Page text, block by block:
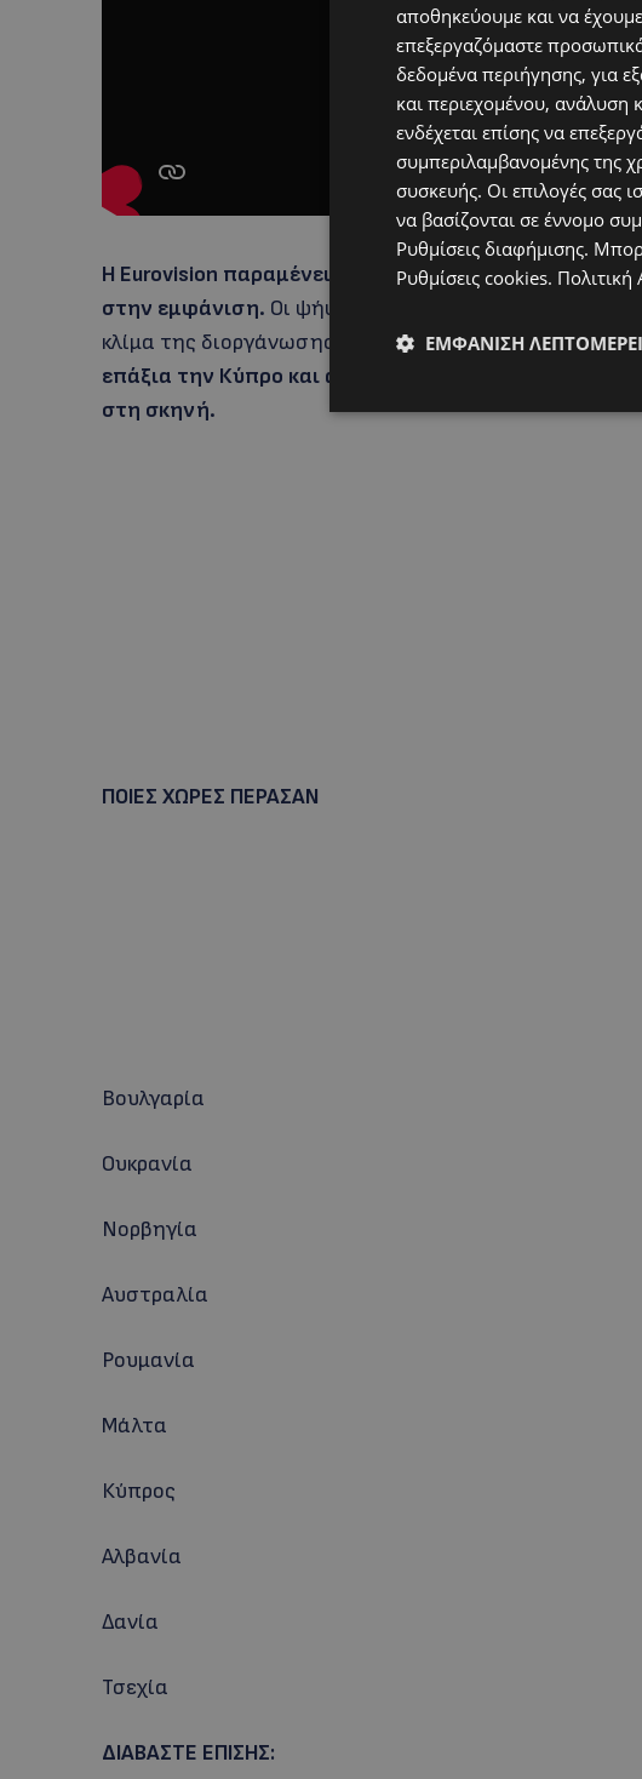
Η Eurovision παραμένει ένας διαγωνισμός που δεν
στην εμφάνιση. Οι ψήφοι, οι συμμαχίες, η δυναμική
κλίμα της διοργάνωσης επηρεάζουν συχνά το
επάξια την Κύπρο και απέσπασε θετικά σχόλια για
στη σκηνή.
ΠΟΙΕΣ ΧΩΡΕΣ ΠΕΡΑΣΑΝ
Βουλγαρία
Ουκρανία
Νορβηγία
Αυστραλία
Ρουμανία
Μάλτα
Κύπρος
Αλβανία
Δανία
Τσεχία
ΔΙΑΒΑΣΤΕ ΕΠΙΣΗΣ:
αποθηκεύουμε και να
επεξεργαζόμαστε
δεδομένα περιήγησης, για
και περιεχομένου, ανάλυση
ενδέχεται επίσης να
συμπεριλαμβανομένης της
συσκευής. Οι επιλογές σας
να βασίζονται σε έννομο
Ρυθμίσεις διαφήμισης.
Ρυθμίσεις cookies.
ΕΜΦΆΝΙΣΗ